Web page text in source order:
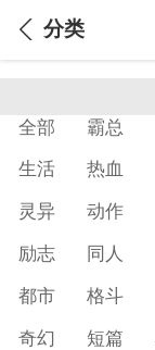
分类
全部 霸总
生活 热血
灵异 动作
励志 同人
都市 格斗
奇幻 短篇